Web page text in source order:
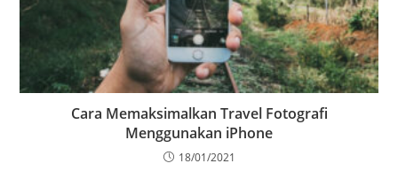
Cara Memaksimalkan Travel Fotografi
Menggunakan iPhone
18/01/2021